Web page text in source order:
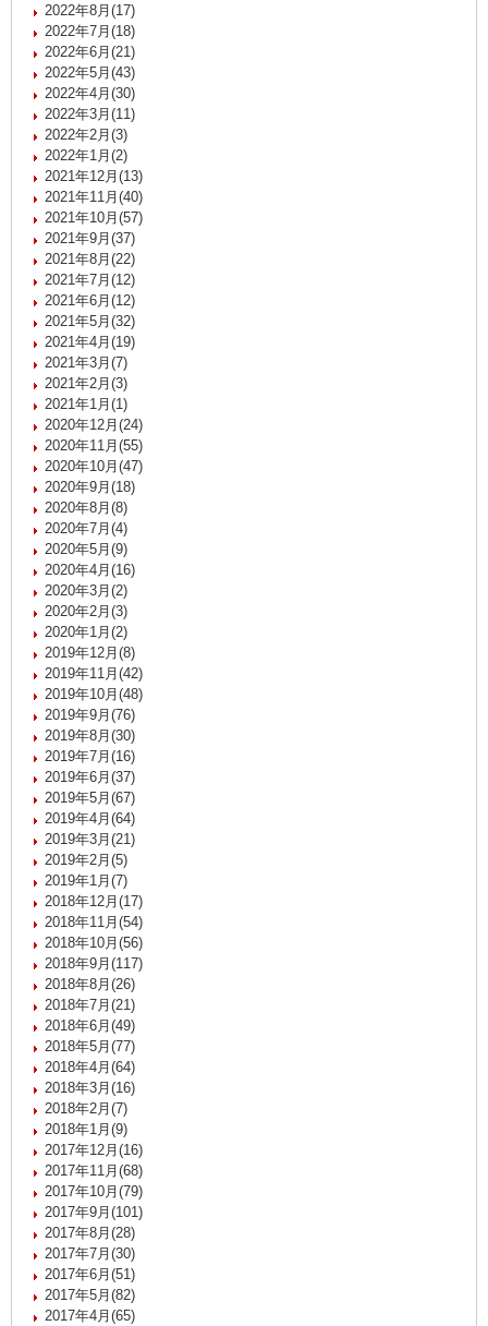
2022年8月(17)
2022年7月(18)
2022年6月(21)
2022年5月(43)
2022年4月(30)
2022年3月(11)
2022年2月(3)
2022年1月(2)
2021年12月(13)
2021年11月(40)
2021年10月(57)
2021年9月(37)
2021年8月(22)
2021年7月(12)
2021年6月(12)
2021年5月(32)
2021年4月(19)
2021年3月(7)
2021年2月(3)
2021年1月(1)
2020年12月(24)
2020年11月(55)
2020年10月(47)
2020年9月(18)
2020年8月(8)
2020年7月(4)
2020年5月(9)
2020年4月(16)
2020年3月(2)
2020年2月(3)
2020年1月(2)
2019年12月(8)
2019年11月(42)
2019年10月(48)
2019年9月(76)
2019年8月(30)
2019年7月(16)
2019年6月(37)
2019年5月(67)
2019年4月(64)
2019年3月(21)
2019年2月(5)
2019年1月(7)
2018年12月(17)
2018年11月(54)
2018年10月(56)
2018年9月(117)
2018年8月(26)
2018年7月(21)
2018年6月(49)
2018年5月(77)
2018年4月(64)
2018年3月(16)
2018年2月(7)
2018年1月(9)
2017年12月(16)
2017年11月(68)
2017年10月(79)
2017年9月(101)
2017年8月(28)
2017年7月(30)
2017年6月(51)
2017年5月(82)
2017年4月(65)